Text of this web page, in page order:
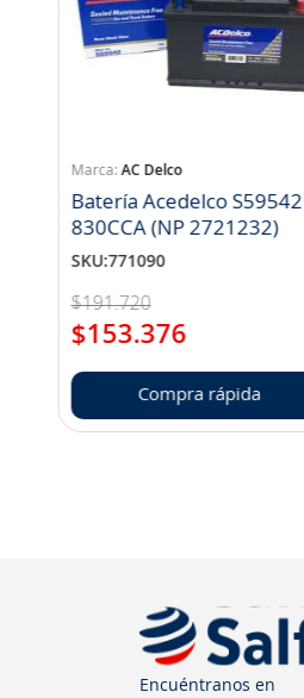
AC Delco
Batería Acedelco S59542
830CCA (NP 2721232)
SKU:771090
$191.720
$153.376
Compra rápida
Encuéntranos en